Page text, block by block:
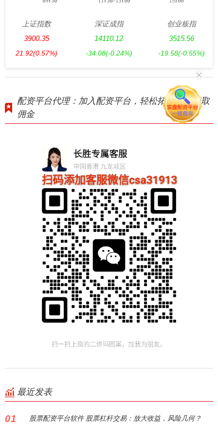
上证指数
3900.35
21.92(0.57%)
深证成指
14110.12
-34.08(-0.24%)
创业板指
3515.56
-19.58(-0.55%)
配资平台代理：加入配资平台，轻松拓展业务赚取
佣金
最近发表
01 股票配资平台软件 股票杠杆交易：放大收益，风险几何？